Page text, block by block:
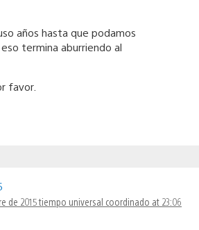
años hasta que podamos
termina aburriendo al
favor.
de 2015 tiempo universal coordinado at 23:06